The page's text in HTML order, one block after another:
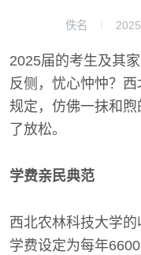
佚名
2025届的考生及其
反侧，忧心忡忡？
规定，仿佛一抹和
了放松。
学费亲民典范
西北农林科技大学
学费设定为每年